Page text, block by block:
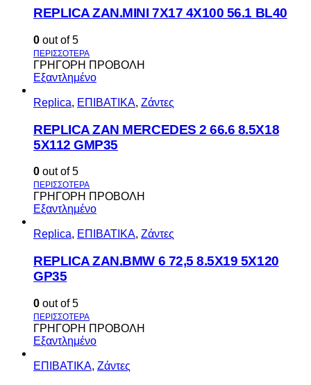
REPLICA ZAN.MINI 7X17 4X100 56.1 BL40
0 out of 5
ΓΡΗΓΟΡΗ ΠΡΟΒΟΛΗ
Εξαντλημένο
Replica, ΕΠΙΒΑΤΙΚΑ, Ζάντες
REPLICA ZAN MERCEDES 2 66.6 8.5X18
5X112 GMP35
0 out of 5
ΓΡΗΓΟΡΗ ΠΡΟΒΟΛΗ
Εξαντλημένο
Replica, ΕΠΙΒΑΤΙΚΑ, Ζάντες
REPLICA ZAN.BMW 6 72,5 8.5X19 5X120
GP35
0 out of 5
ΓΡΗΓΟΡΗ ΠΡΟΒΟΛΗ
Εξαντλημένο
ΕΠΙΒΑΤΙΚΑ, Ζάντες